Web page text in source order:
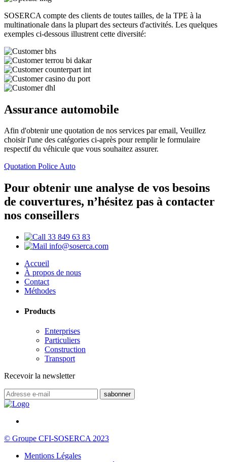
SOSERCA compte des clients de toutes tailles, de la TPE à la
multinationale dans la plupart des secteurs d'activités. Les quelques
exemples ci-dessous illustrent cette diversité:
Assurance automobile
Afin d'obtenir une quotation de nos services par email, Veuillez
choisir l'une des catégories ci-après pour remplir le formulaire
respectif du véhicule que vous souhaitez assurer.
Quotation Police Auto
Pour obtenir une analyse de vos besoins
de couvertures, n’hésitez pas à contacter
nos conseillers
33 849 63 83
info@soserca.com
Accueil
À propos de nous
Contact
Méthodes
Products
Enterprises
Particuliers
Construction
Transport
Recevoir la newsletter
© Groupe CFI-SOSERCA 2023
Mentions Légales